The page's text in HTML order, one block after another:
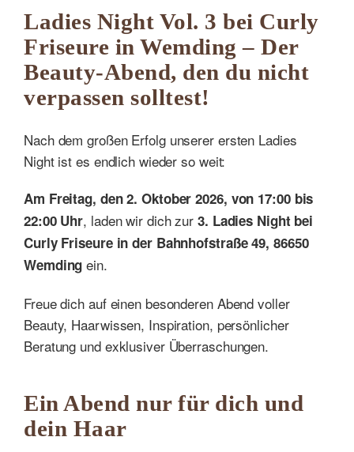
Ladies Night Vol. 3 bei Curly
Friseure in Wemding – Der
Beauty-Abend, den du nicht
verpassen solltest!
Nach dem großen Erfolg unserer ersten Ladies
Night ist es endlich wieder so weit:
Am Freitag, den 2. Oktober 2026, von 17:00 bis
22:00 Uhr, laden wir dich zur3. Ladies Night bei
Curly Friseure in der Bahnhofstraße 49, 86650
Wemding ein.
Freue dich auf einen besonderen Abend voller
Beauty, Haarwissen, Inspiration, persönlicher
Beratung und exklusiver Überraschungen.
Ein Abend nur für dich und
dein Haar